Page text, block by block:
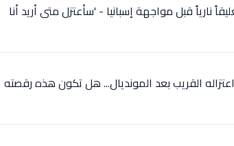
نارياً قبل مواجهة إسبانيا - 'سأعتزل متى أريد أنا
القريب بعد المونديال... هل تكون هذه رقصته